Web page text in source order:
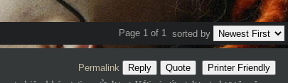
Page 1 of 1 sorted by
Permalink Reply Quote Printer Friendly